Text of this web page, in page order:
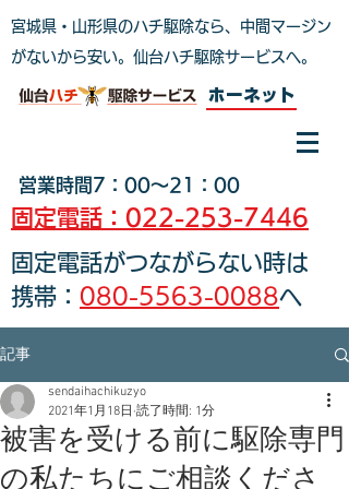
宮城県・山形県のハチ駆除なら、中間マージン
がないから安い。仙台ハチ駆除サービスへ。
ホーネット
営業時間7：00～21：00
固定電話：022-253-7446
固定電話がつながらない時は
携帯： 080-5563-0088へ
記事
被害を受ける前に駆除専門
の私たちにご相談くださ
sendaihachikuzyo
2021年1月18日 読了時間: 1分